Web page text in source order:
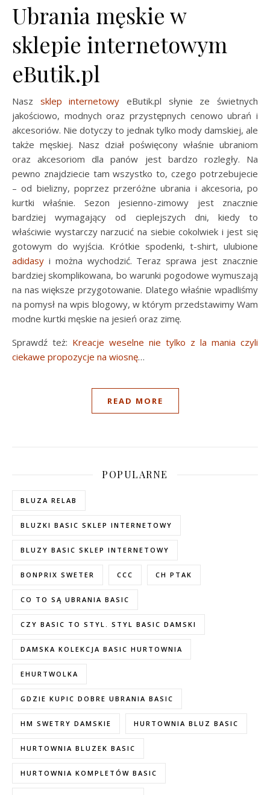
Ubrania męskie w
sklepie internetowym
eButik.pl
Nasz sklep internetowy eButik.pl słynie ze świetnych
jakościowo, modnych oraz przystępnych cenowo ubrań i
akcesoriów. Nie dotyczy to jednak tylko mody damskiej, ale
także męskiej. Nasz dział poświęcony właśnie ubraniom
oraz akcesoriom dla panów jest bardzo rozległy. Na
pewno znajdziecie tam wszystko to, czego potrzebujecie
– od bielizny, poprzez przeróżne ubrania i akcesoria, po
kurtki właśnie. Sezon jesienno-zimowy jest znacznie
bardziej wymagający od cieplejszych dni, kiedy to
właściwie wystarczy narzucić na siebie cokolwiek i jest się
gotowym do wyjścia. Krótkie spodenki, t-shirt, ulubione
adidasy i można wychodzić. Teraz sprawa jest znacznie
bardziej skomplikowana, bo warunki pogodowe wymuszają
na nas większe przygotowanie. Dlatego właśnie wpadliśmy
na pomysł na wpis blogowy, w którym przedstawimy Wam
modne kurtki męskie na jesień oraz zimę.
Sprawdź też: Kreacje weselne nie tylko z la mania czyli
ciekawe propozycje na wiosnę…
READ MORE
POPULARNE
BLUZA RELAB
BLUZKI BASIC SKLEP INTERNETOWY
BLUZY BASIC SKLEP INTERNETOWY
BONPRIX SWETER CCC CH PTAK
CO TO SĄ UBRANIA BASIC
CZY BASIC TO STYL. STYL BASIC DAMSKI
DAMSKA KOLEKCJA BASIC HURTOWNIA
EHURTWOLKA
GDZIE KUPIC DOBRE UBRANIA BASIC
HM SWETRY DAMSKIE HURTOWNIA BLUZ BASIC
HURTOWNIA BLUZEK BASIC
HURTOWNIA KOMPLETÓW BASIC